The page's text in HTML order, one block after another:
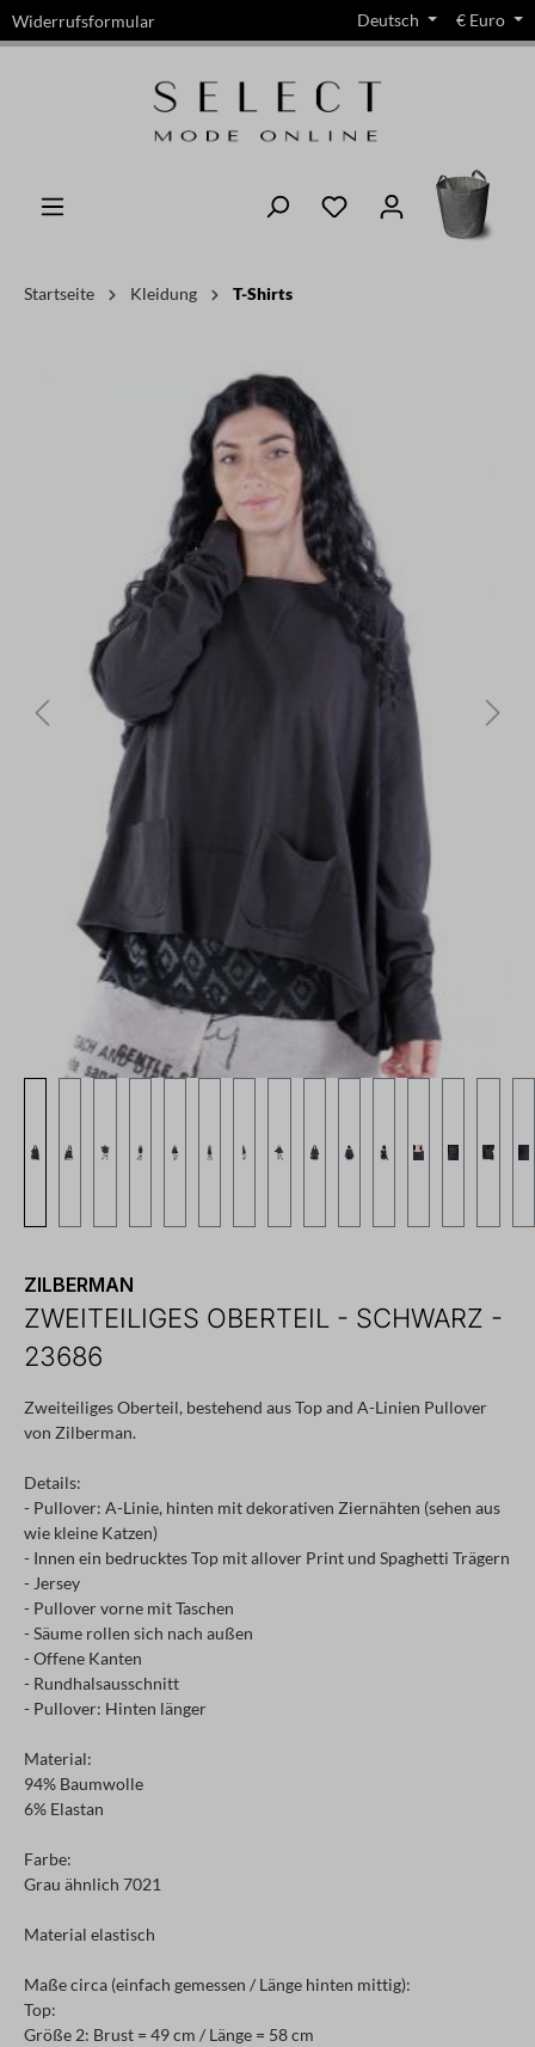
springen
Widerrufsformular Deutsch € Euro
Startseite Kleidung T-Shirts
ZILBERMAN
ZWEITEILIGES OBERTEIL - SCHWARZ -
23686
Zweiteiliges Oberteil, bestehend aus Top and A-Linien Pullover
von Zilberman.
Details:
- Pullover: A-Linie, hinten mit dekorativen Ziernähten (sehen aus
wie kleine Katzen)
- Innen ein bedrucktes Top mit allover Print und Spaghetti Trägern
- Jersey
- Pullover vorne mit Taschen
- Säume rollen sich nach außen
- Offene Kanten
- Rundhalsausschnitt
- Pullover: Hinten länger
Material:
94% Baumwolle
6% Elastan
Farbe:
Grau ähnlich 7021
Material elastisch
Maße circa (einfach gemessen / Länge hinten mittig):
Top:
Größe 2: Brust = 49 cm / Länge = 58 cm